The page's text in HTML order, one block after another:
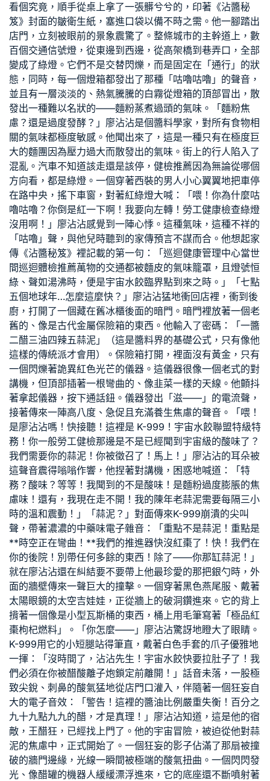
看個究竟，順手從桌上拿了一張髒兮兮的，印著《沾醬秘
笈》封面的皺衛生紙，塞進口袋以備不時之需。他一腳踏出
店門，立刻被眼前的景象震驚了。整條城市的主幹道上，數
百個交通信號燈，從東邊到西邊，從高架橋到巷弄口，全部
變成了綠燈。它們不是交替閃爍，而是固定在「通行」的狀
態，同時，每一個燈箱都發出了那種「咕嚕咕嚕」的聲音，
並且有一層淡淡的、熱氣騰騰的白霧從燈箱的頂部冒出，散
發出一種難以名狀的——麵粉蒸煮過頭的氣味。「麵粉焦
慮？還是過度發酵？」廖沾沾是個醬料學家，對所有食物相
關的氣味都極度敏感。他聞出來了，這是一種只有在極度巨
大的麵團因為壓力過大而散發出的氣味。街上的行人陷入了
混亂。汽車不知道該走還是該停， 健檢推薦因為無論從哪個
方向看，都是綠燈。一個穿著西裝的男人小心翼翼地把車停
在路中央，搖下車窗，對著紅綠燈大喊：「喂！你為什麼咕
嚕咕嚕？你倒是紅一下啊！我要向左轉！ 勞工健康檢查綠燈
沒用啊！」廖沾沾感覺到一陣心悸。這種氣味，這種不祥的
「咕嚕」聲，與他兒時聽到的家傳預言不謀而合。他想起家
傳《沾醬秘笈》裡記載的第一句：「巡迴健康管理中心當世
間巡迴體檢推薦萬物的交通都被麵皮的氣味籠罩，且燈號恒
綠、聲如湯沸時，便是宇宙水餃臨界點到來之時。」「七點
五個地球年…怎麼這麼快？」廖沾沾猛地衝回店裡，衝到後
廚，打開了一個藏在舊冰櫃後面的暗門。暗門裡放著一個老
舊的、像是古代金屬保險箱的東西。他輸入了密碼：「一醬
二醋三油四辣五蒜泥」（這是醬料界的基礎公式，只有像他
這樣的傳統派才會用）。保險箱打開，裡面沒有黃金，只有
一個閃爍著詭異紅色光芒的儀器。這儀器很像一個老式的對
講機，但頂部插著一根彎曲的、像韭菜一樣的天線。他顫抖
著拿起儀器，按下通話鈕。儀器發出「滋——」的電流聲，
接著傳來一陣高八度、急促且充滿養生焦慮的聲音。「喂！
是廖沾沾嗎！快接聽！這裡是 K-999！宇宙水餃聯盟特級特
務！你一般勞工健檢那邊是不是已經聞到宇宙級的酸味了？
我們需要你的蒜泥！你被徵召了！馬上！」廖沾沾的耳朵被
這聲音震得嗡嗡作響，他捏著對講機，困惑地喊道：「特
務？酸味？等等！我聞到的不是酸味！是麵粉過度膨脹的焦
慮味！還有，我現在走不開！我的陳年老蒜泥需要每隔三小
時的溫和震動！」「蒜泥？」對面傳來K-999崩潰的尖叫
聲，帶著濃濃的中藥味電子雜音：「重點不是蒜泥！重點是
**時空正在彎曲！**我們的推進器快沒紅棗了！快！我們在
你的後院！別帶任何多餘的東西！除了——你那缸蒜泥！」
就在廖沾沾還在糾結要不要帶上他最珍愛的那把銀勺時，外
面的牆壁傳來一聲巨大的撞擊。一個穿著黑色燕尾服、戴著
太陽眼鏡的太空吉娃娃，正從牆上的破洞鑽進來。它的背上
揹著一個像是小型瓦斯桶的東西，桶上用毛筆寫著「極品紅
棗枸杞燃料」。「你怎麼——」廖沾沾驚訝地瞪大了眼睛。
K-999用它的小短腿站得筆直，戴著白色手套的爪子優雅地
一揮：「沒時間了，沾沾先生！宇宙水餃快要拉肚子了！我
們必須在你被醋酸離子炮鎖定前離開！」話音未落，一股極
致尖銳、刺鼻的酸氣猛地從店門口灌入，伴隨著一個狂妄自
大的電子音效：「警告！這裡的醬油比例嚴重失衡！百分之
九十九點九九的醋，才是真理！」廖沾沾知道，這是他的宿
敵，王醋狂，已經找上門了。他的宇宙冒險，被迫從他對蒜
泥的焦慮中，正式開始了。一個狂妄的影子佔滿了那扇被撞
破的牆門邊緣，光線一瞬間被極端的酸氣扭曲。一個閃閃發
光、像醋罐的機器人緩緩漂浮進來，它的底座還不斷噴射著